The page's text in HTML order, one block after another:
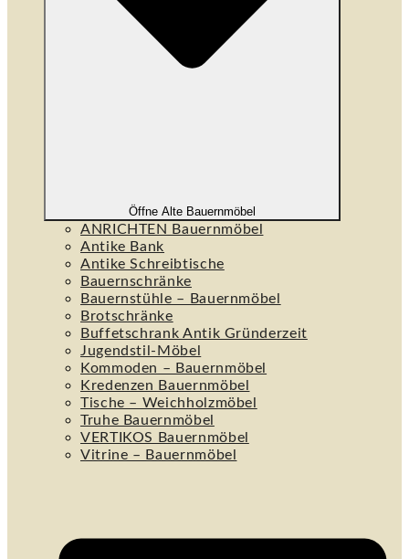
Öffne Alte Bauernmöbel
ANRICHTEN Bauernmöbel
Antike Bank
Antike Schreibtische
Bauernschränke
Bauernstühle – Bauernmöbel
Brotschränke
Buffetschrank Antik Gründerzeit
Jugendstil-Möbel
Kommoden – Bauernmöbel
Kredenzen Bauernmöbel
Tische – Weichholzmöbel
Truhe Bauernmöbel
VERTIKOS Bauernmöbel
Vitrine – Bauernmöbel